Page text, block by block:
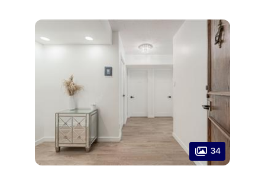
34